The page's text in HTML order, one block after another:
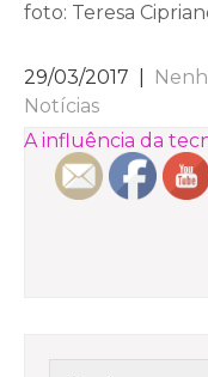
foto: Teresa
29/03/2017
Notícias
DE
A influência da